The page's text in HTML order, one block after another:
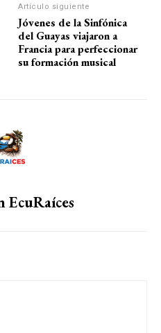
Artículo siguiente
Jóvenes de la Sinfónica
del Guayas viajaron a
Francia para perfeccionar
su formación musical
EcuRaíces